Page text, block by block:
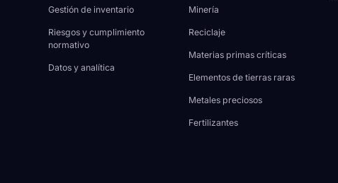
Gestión de inventario
Riesgos y cumplimiento
normativo
Datos y analítica
Minería
Reciclaje
Materias primas críticas
Elementos de tierras raras
Metales preciosos
Fertilizantes